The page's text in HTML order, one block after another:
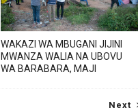
WAKAZI WA MBUGANI JIJINI
MWANZA WALIA NA UBOVU
WA BARABARA, MAJI
Next